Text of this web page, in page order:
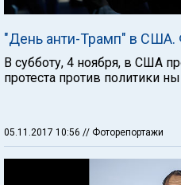
"День анти-Трамп" в США.
В субботу, 4 ноября, в США
протеста против политики
05.11.2017 10:56 // Фоторепортажи